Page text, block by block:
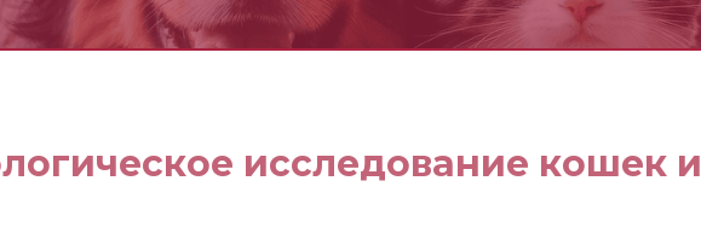
исследование кошек и